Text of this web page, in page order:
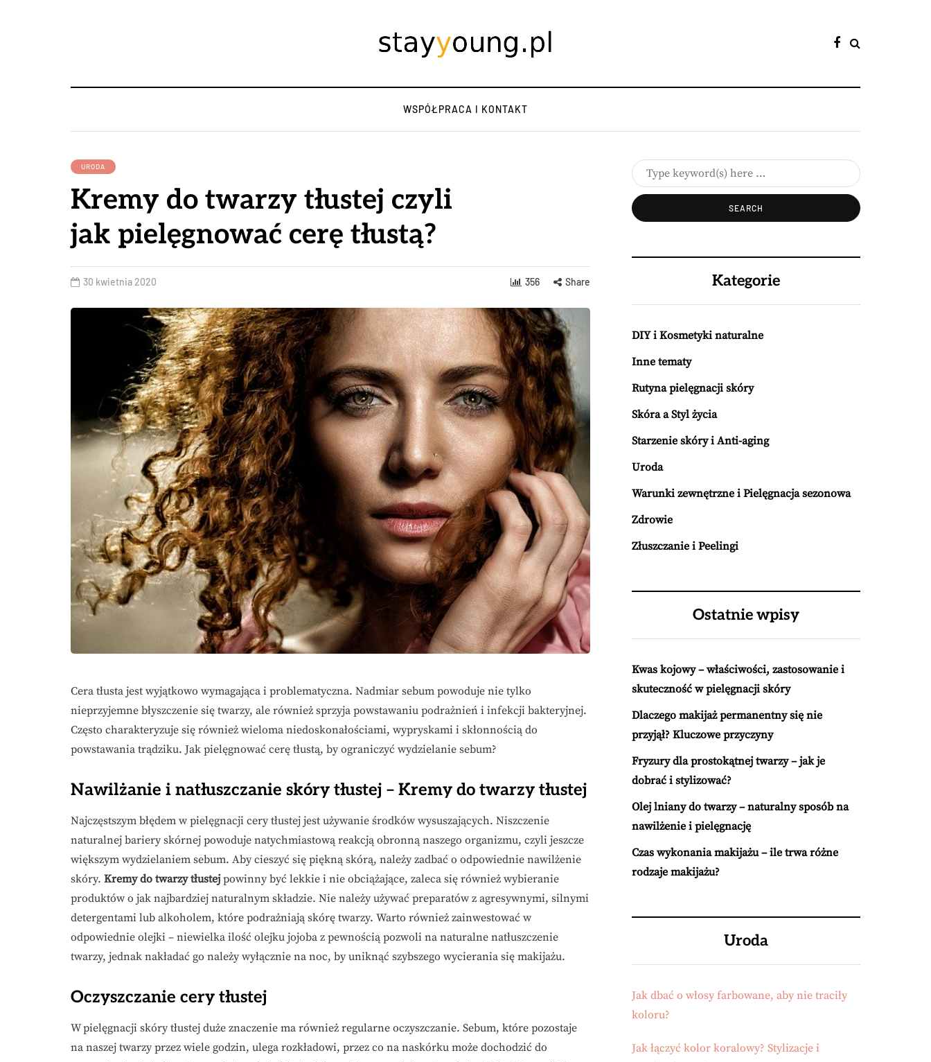
WSPÓŁPRACA I KONTAKT
URODA
Kremy do twarzy tłustej czyli
jak pielęgnować cerę tłustą?
30 kwietnia 2020 356 Share
Cera tłusta jest wyjątkowo wymagająca i problematyczna. Nadmiar sebum powoduje nie tylko
nieprzyjemne błyszczenie się twarzy, ale również sprzyja powstawaniu podrażnień i infekcji bakteryjnej.
Często charakteryzuje się również wieloma niedoskonałościami, wypryskami i skłonnością do
powstawania trądziku. Jak pielęgnować cerę tłustą, by ograniczyć wydzielanie sebum?
Nawilżanie i natłuszczanie skóry tłustej – Kremy do twarzy tłustej
Najczęstszym błędem w pielęgnacji cery tłustej jest używanie środków wysuszających. Niszczenie
naturalnej bariery skórnej powoduje natychmiastową reakcją obronną naszego organizmu, czyli jeszcze
większym wydzielaniem sebum. Aby cieszyć się piękną skórą, należy zadbać o odpowiednie nawilżenie
skóry. Kremy do twarzy tłustej powinny być lekkie i nie obciążające, zaleca się również wybieranie
produktów o jak najbardziej naturalnym składzie. Nie należy używać preparatów z agresywnymi, silnymi
detergentami lub alkoholem, które podrażniają skórę twarzy. Warto również zainwestować w
odpowiednie olejki – niewielka ilość olejku jojoba z pewnością pozwoli na naturalne natłuszczenie
twarzy, jednak nakładać go należy wyłącznie na noc, by uniknąć szybszego wycierania się makijażu.
Oczyszczanie cery tłustej
W pielęgnacji skóry tłustej duże znaczenie ma również regularne oczyszczanie. Sebum, które pozostaje
na naszej twarzy przez wiele godzin, ulega rozkładowi, przez co na naskórku może dochodzić do
Kategorie
DIY i Kosmetyki naturalne
Inne tematy
Rutyna pielęgnacji skóry
Skóra a Styl życia
Starzenie skóry i Anti-aging
Uroda
Warunki zewnętrzne i Pielęgnacja sezonowa
Zdrowie
Złuszczanie i Peelingi
Ostatnie wpisy
Kwas kojowy – właściwości, zastosowanie i
skuteczność w pielęgnacji skóry
Dlaczego makijaż permanentny się nie
przyjął? Kluczowe przyczyny
Fryzury dla prostokątnej twarzy – jak je
dobrać i stylizować?
Olej lniany do twarzy – naturalny sposób na
nawilżenie i pielęgnację
Czas wykonania makijażu – ile trwa różne
rodzaje makijażu?
Uroda
Jak dbać o włosy farbowane, aby nie traciły
koloru?
Jak łączyć kolor koralowy? Stylizacje i